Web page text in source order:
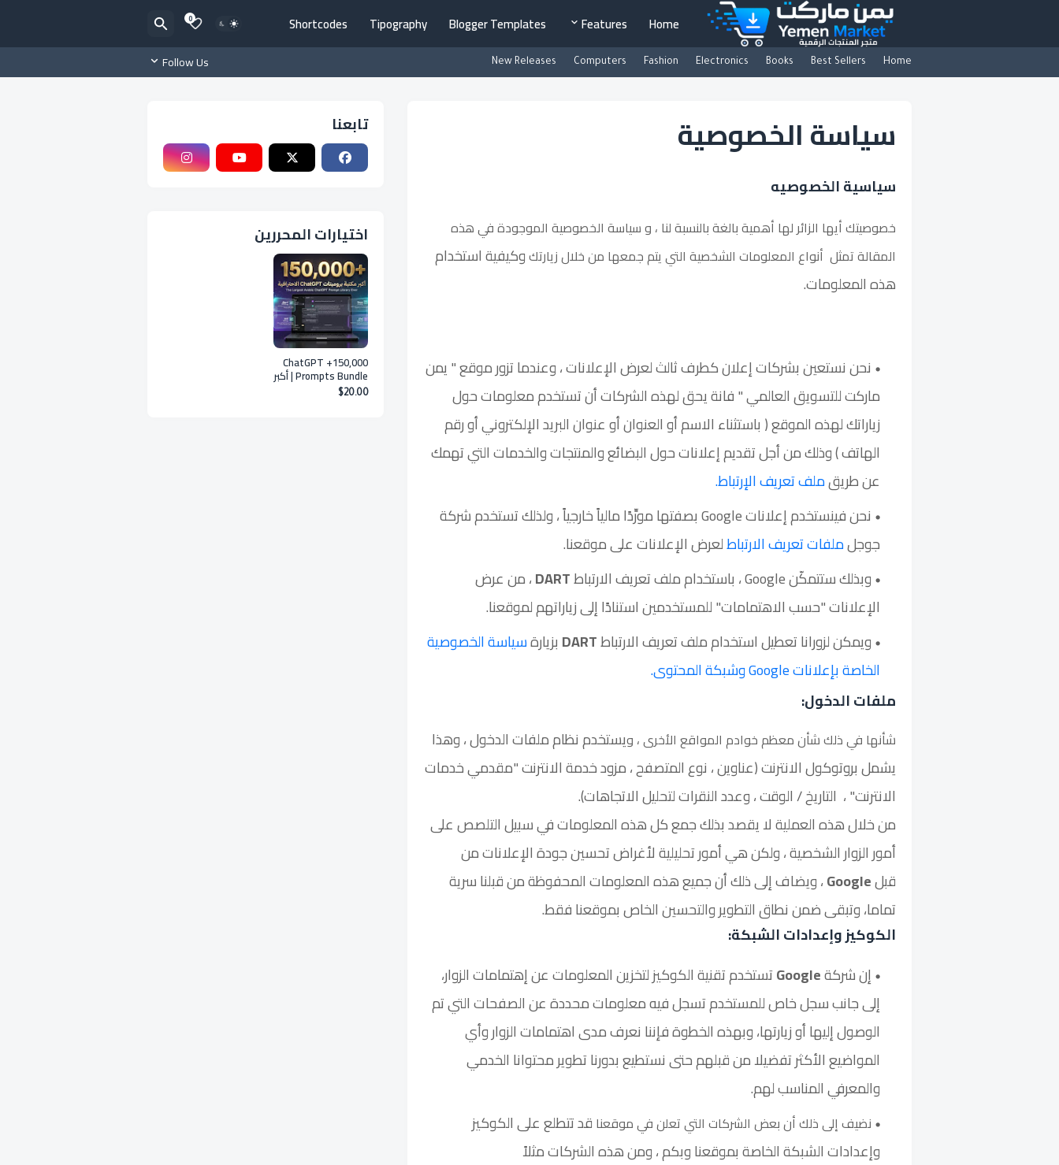
Home
Features
Blogger Templates
Tipography
Shortcodes
0
Home
Best Sellers
Books
Electronics
Fashion
Computers
New Releases
Follow Us
سياسة الخصوصية
سياسية الخصوصيه
خصوصيتك أيها الزائر لها أهمية بالغة بالنسبة لنا ، و سياسة الخصوصية الموجودة في هذه
المقالة تمثل أنواع المعلومات الشخصية التي يتم جمعها من خلال زيارتكوكيفية استخدام
هذه المعلومات.
نحن نستعين بشركات إعلان كطرف ثالث لعرض الإعلانات ، وعندما تزور موقع " يمن
ماركت للتسويق العالمي " فانة يحق لهذه الشركات أن تستخدم معلومات حول
زياراتك لهذه الموقع ( باستثناء الاسم أو العنوان أو عنوان البريد الإلكتروني أو رقم
الهاتف ) وذلك من أجل تقديم إعلانات حول البضائع والمنتجات والخدمات التي تهمك
عن طريقملف تعريف الإرتباط.
نحن فينستخدم إعلانات Google بصفتها مورِّدًا مالياً خارجياً ، ولذلك تستخدم شركة
جوجلملفات تعريف الارتباطلعرض الإعلانات على موقعنا.
وبذلك ستتمكّن Google ، باستخدام ملف تعريف الارتباط
DART، من عرض
الإعلانات "حسب الاهتمامات" للمستخدمين استنادًا إلى زياراتهم لموقعنا.
ويمكن لزورانا تعطيل استخدام ملف تعريف الارتباطDART بزيارةسياسة الخصوصية
الخاصة بإعلانات Google وشبكة المحتوى.
ملفات الدخول:
شأنها في ذلك شأن معظم خوادم المواقع الأخرى ، ويستخدم نظام ملفات الدخول ، وهذا
يشمل بروتوكول الانترنت (عناوين ، نوع المتصفح ، مزود خدمة الانترنت "مقدمي خدمات
الانترنت" ، التاريخ / الوقت ، وعدد النقرات لتحليل الاتجاهات).
من خلال هذه العملية لا يقصد بذلك جمع كل هذه المعلومات في سبيل التلصص على
أمور الزوار الشخصية ، ولكن هي أمور تحليلية لأغراض تحسين جودة الإعلانات من
قبلGoogle، ويضاف إلى ذلك أن جميع هذه المعلومات المحفوظة من قبلنا سرية
تماما، وتبقى ضمن نطاق التطوير والتحسين الخاص بموقعنا فقط.
الكوكيز وإعدادات الشبكة:
إن شركةGoogleتستخدم تقنية الكوكيز لتخزين المعلومات عن إهتمامات الزوار،
إلى جانب سجل خاص للمستخدم تسجل فيه معلومات محددة عن الصفحات التي تم
الوصول إليها أو زيارتها، وبهذه الخطوة فإننا نعرف مدى اهتمامات الزوار وأي
المواضيع الأكثر تفضيلا من قبلهم حتى نستطيع بدورنا تطوير محتوانا الخدمي
والمعرفي المناسب لهم.
نضيف إلى ذلك أن بعض الشركات التي تعلن في موقعنا قد تتطلع على الكوكيز
وإعدادات الشبكة الخاصة بموقعنا وبكم ، ومن هذه الشركات مثلاً
تابعنا
اختيارات المحررين
150,000+ ChatGPT
Prompts Bundle | أكبر
مكتبة برومبتات
ChatGPT الاحترافية
$20.00